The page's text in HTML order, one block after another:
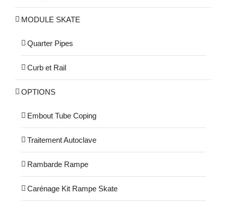
MODULE SKATE
Quarter Pipes
Curb et Rail
OPTIONS
Embout Tube Coping
Traitement Autoclave
Rambarde Rampe
Carénage Kit Rampe Skate